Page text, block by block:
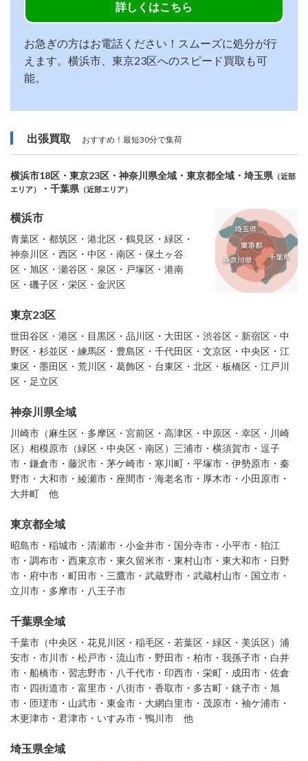
詳しくはこちら
お急ぎの方はお電話ください！スムーズに処分が行
えます。横浜市、東京23区へのスピード買取も可
能。
出張買取 おすすめ！最短30分で集荷
横浜市18区・東京23区・神奈川県全域・東京都全域・埼玉県 （近部
エリア）
・千葉県 （近部エリア）
横浜市
青葉区・都筑区・港北区・鶴見区・緑区・
神奈川区・西区・中区・南区・保土ヶ谷
区・旭区・瀬谷区・泉区・戸塚区・港南
区・磯子区・栄区・金沢区
東京23区
世田谷区・港区・目黒区・品川区・大田区・渋谷区・新宿区・中
野区・杉並区・練馬区・豊島区・千代田区・文京区・中央区・江
東区・墨田区・荒川区・葛飾区・台東区・北区・板橋区・江戸川
区・足立区
神奈川県全域
川崎市（麻生区・多摩区・宮前区・高津区・中原区・幸区・川崎
区）相模原市（緑区・中央区・南区）三浦市・横須賀市・逗子
市・鎌倉市・藤沢市・茅ケ崎市・寒川町・平塚市・伊勢原市・秦
野市・大和市・綾瀬市・座間市・海老名市・厚木市・小田原市・
大井町 他
東京都全域
昭島市・稲城市・清瀬市・小金井市・国分寺市・小平市・狛江
市・調布市・西東京市・東久留米市・東村山市・東大和市・日野
市・府中市・町田市・三鷹市・武蔵野市・武蔵村山市・国立市・
立川市・多摩市・八王子市
千葉県全域
千葉市（中央区・花見川区・稲毛区・若葉区・緑区・美浜区）浦
安市・市川市・松戸市・流山市・野田市・柏市・我孫子市・白井
市・船橋市・習志野市・八千代市・印西市・栄町・成田市・佐倉
市・四街道市・富里市・八街市・香取市・多古町・銚子市・旭
市・匝瑳市・山武市・東金市・大網白里市・茂原市・袖ケ浦市・
木更津市・君津市・いすみ市・鴨川市 他
埼玉県全域